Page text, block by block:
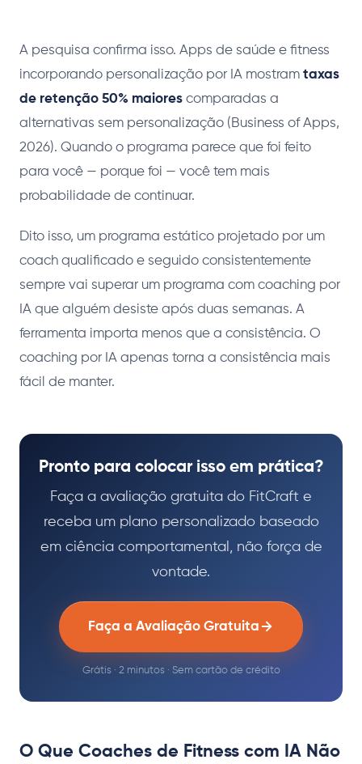
A pesquisa confirma isso. Apps de saúde e fitness
incorporando personalização por IA mostram taxas
de retenção 50% maiores comparadas a
alternativas sem personalização (Business of Apps,
2026). Quando o programa parece que foi feito
para você — porque foi — você tem mais
probabilidade de continuar.
Dito isso, um programa estático projetado por um
coach qualificado e seguido consistentemente
sempre vai superar um programa com coaching por
IA que alguém desiste após duas semanas. A
ferramenta importa menos que a consistência. O
coaching por IA apenas torna a consistência mais
fácil de manter.
Pronto para colocar isso em prática?
Faça a avaliação gratuita do FitCraft e
receba um plano personalizado baseado
em ciência comportamental, não força de
vontade.
Faça a Avaliação Gratuita
Grátis · 2 minutos · Sem cartão de crédito
O Que Coaches de Fitness com IA Não